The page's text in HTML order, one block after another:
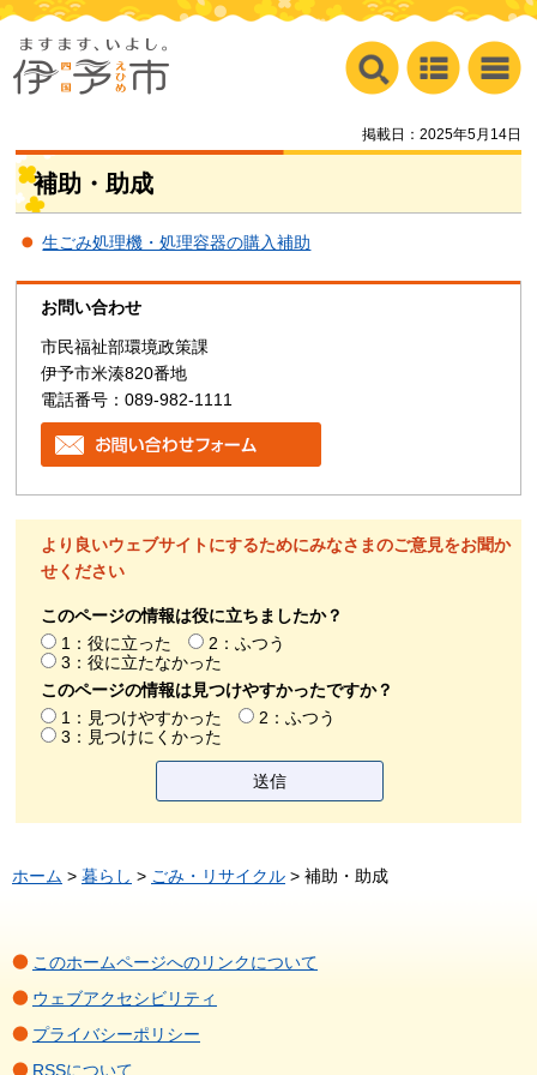
掲載日：2025年5月14日
補助・助成
生ごみ処理機・処理容器の購入補助
お問い合わせ
市民福祉部環境政策課
伊予市米湊820番地
電話番号：089-982-1111
より良いウェブサイトにするためにみなさまのご意見をお聞か
せください
このページの情報は役に立ちましたか？
1：役に立った
2：ふつう
3：役に立たなかった
このページの情報は見つけやすかったですか？
1：見つけやすかった
2：ふつう
3：見つけにくかった
ホーム > 暮らし > ごみ・リサイクル > 補助・助成
このホームページへのリンクについて
ウェブアクセシビリティ
プライバシーポリシー
RSSについて